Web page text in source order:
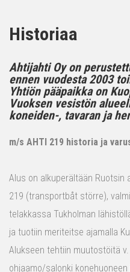
Historiaa
Ahtijahti Oy on
ennen vuodesta 2003
Yhtiön pääpaikka on
Vuoksen vesistön
koneiden-, tavaran ja
m/s AHTI 219 historia ja
Alus on alkuperältään Ruotsin
219 (transportbåt större),
telakkassa Tukholman
ja tuotiin meriteitse ajamalla
Alukseen tehtiin muutostöitä
ohjaamo/salonki